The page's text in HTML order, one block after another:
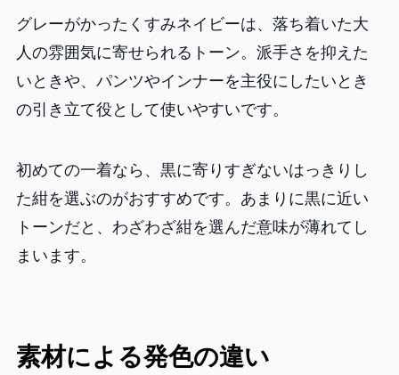
グレーがかったくすみネイビーは、落ち着いた大
人の雰囲気に寄せられるトーン。派手さを抑えた
いときや、パンツやインナーを主役にしたいとき
の引き立て役として使いやすいです。
初めての一着なら、黒に寄りすぎないはっきりし
た紺を選ぶのがおすすめです。あまりに黒に近い
トーンだと、わざわざ紺を選んだ意味が薄れてし
まいます。
素材による発色の違い